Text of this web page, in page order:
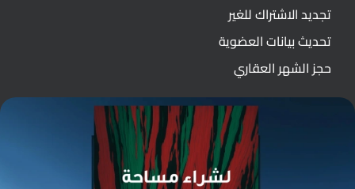
تجديد الاشتراك للغير
تحديث بيانات العضوية
حجز الشهر العقاري